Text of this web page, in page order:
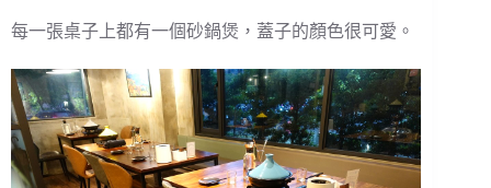
每一張桌子上都有一個砂鍋煲，蓋子的顏色很可愛。